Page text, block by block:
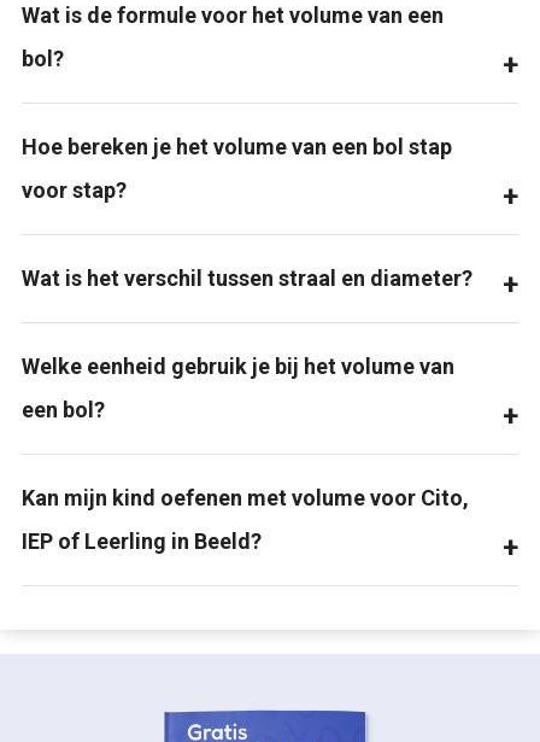
Wat is de formule voor het volume van een
bol?
Hoe bereken je het volume van een bol stap
voor stap?
Wat is het verschil tussen straal en diameter?
Welke eenheid gebruik je bij het volume van
een bol?
Kan mijn kind oefenen met volume voor Cito,
IEP of Leerling in Beeld?